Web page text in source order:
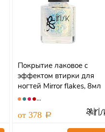
Покрытие лаковое с
эффектом втирки для
ногтей Mirror flakes, 8мл
АКЦИЯ
от 378